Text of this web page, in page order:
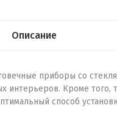
Описание
приборы со
Кроме того,
способ